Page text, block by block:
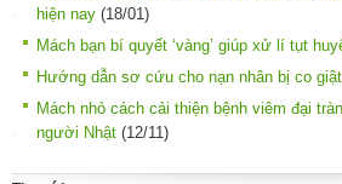
hiện nay (18/01)
Mách bạn bí quyết ‘vàng’ giúp xử lí tụt
Hướng dẫn sơ cứu cho nạn nhân bị co giật
Mách nhỏ cách cải thiện bệnh viêm đại
người Nhật (12/11)